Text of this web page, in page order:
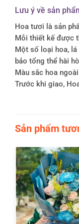
Lưu ý về sản
Hoa tươi là sản
Mỗi thiết kế được
Một số loại hoa,
bảo tổng thể hài
Màu sắc hoa
Trước khi giao,
Sản phẩm